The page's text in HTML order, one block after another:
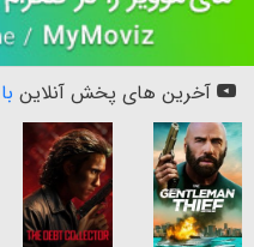
آخرین های پخش آنلاین